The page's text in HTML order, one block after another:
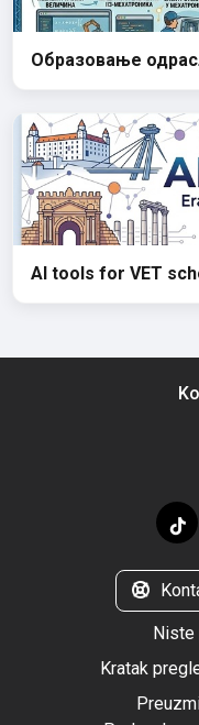
Образовање
AI tools for VET
Niste
Kratak